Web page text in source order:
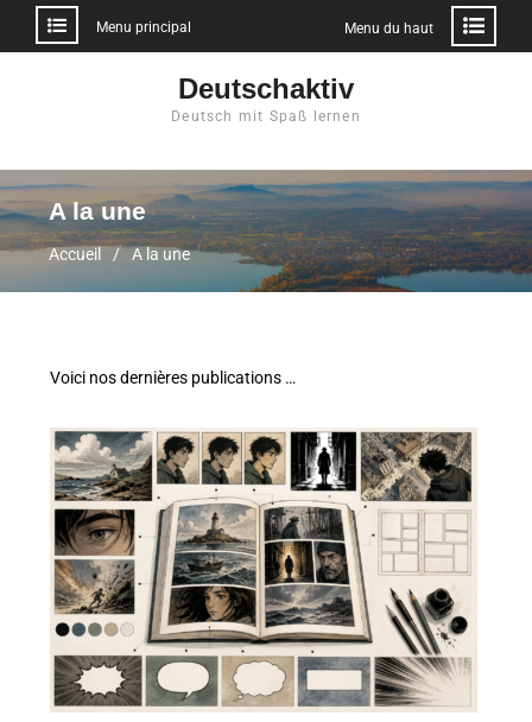
Menu principal Menu du haut
Deutschaktiv
Deutsch mit Spaß lernen
A la une
Accueil A la une
Voici nos dernières publications …